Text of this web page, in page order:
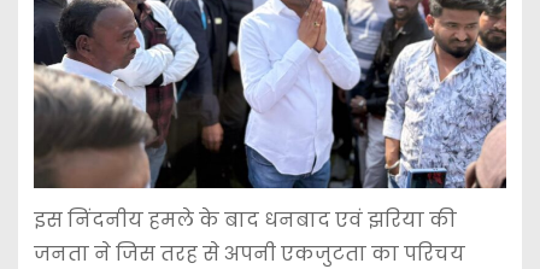
इस निंदनीय हमले के बाद धनबाद एवं झरिया की
जनता ने जिस तरह से अपनी एकजुटता का परिचय